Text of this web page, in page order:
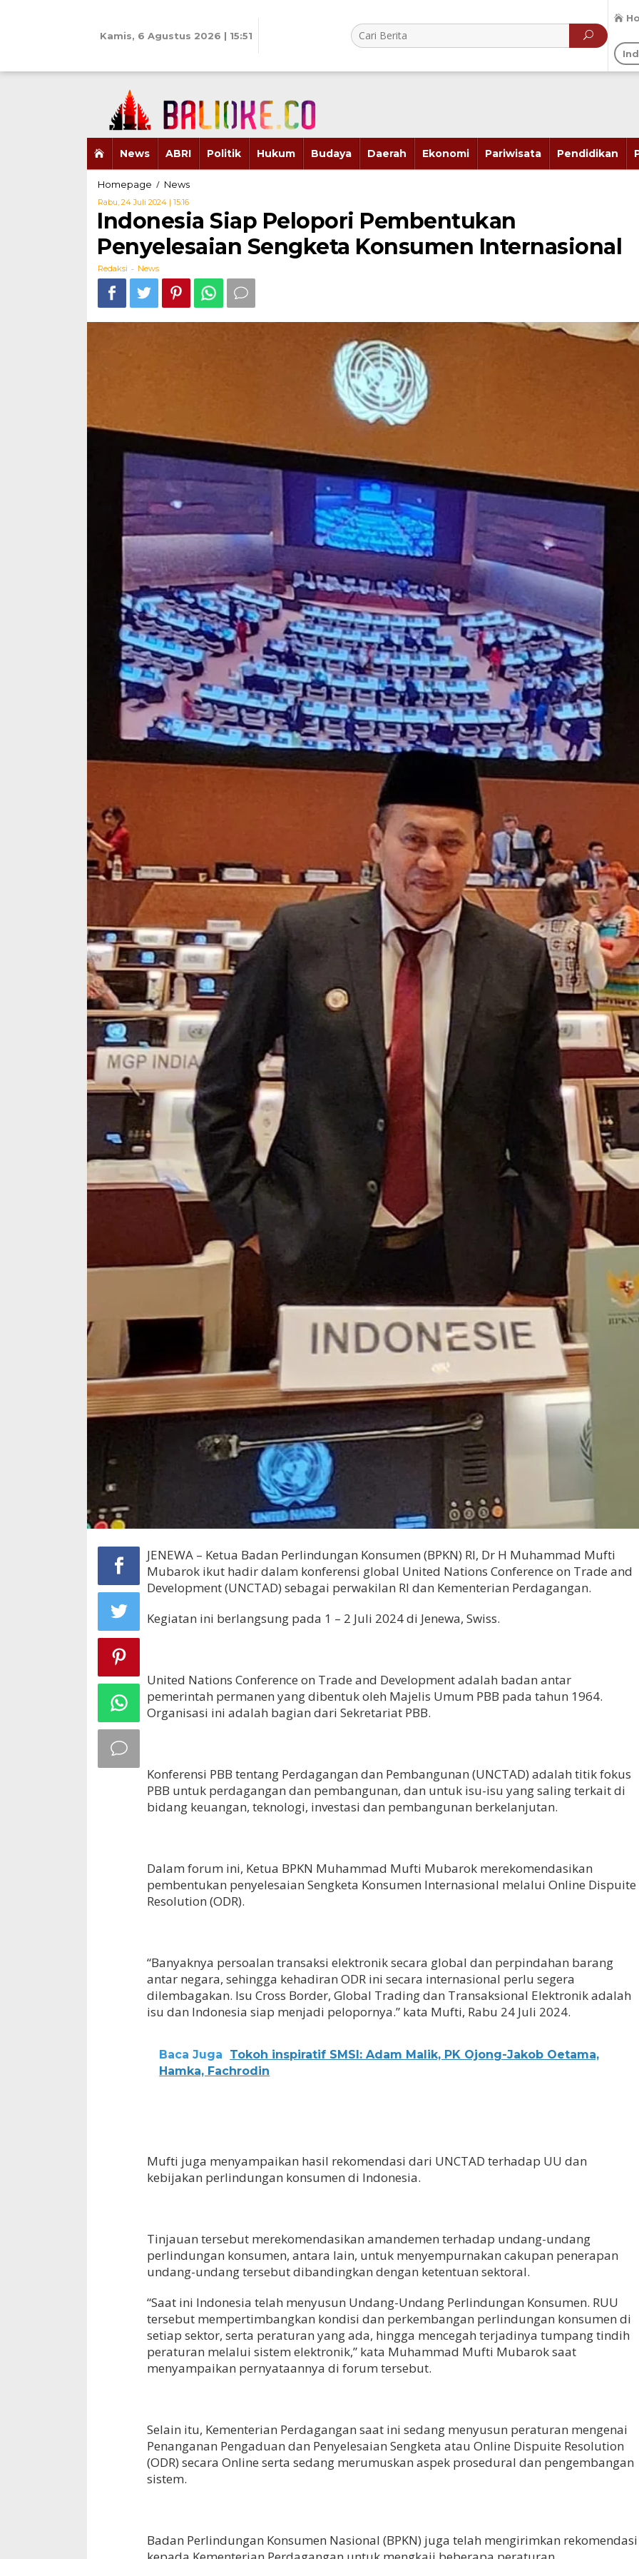
Kamis, 6 Agustus 2026 | 15:51
News ABRI Politik Hukum Budaya Daerah Ekonomi Pariwisata Pendidikan
Homepage / NewsIndonesia
Pelopori
Pembentukan
Penyelesaian
Sengketa
Rabu, 24 Juli 2024 | 15:16Oleh
Redaksi
Indonesia Siap Pelopori Pembentukan
Penyelesaian Sengketa Konsumen Internasional
Redaksi - News
JENEWA – Ketua Badan Perlindungan Konsumen (BPKN) RI, Dr H Muhammad Mufti
Mubarok ikut hadir dalam konferensi global United Nations Conference on Trade and
Development (UNCTAD) sebagai perwakilan RI dan Kementerian Perdagangan.
Kegiatan ini berlangsung pada 1 – 2 Juli 2024 di Jenewa, Swiss.
United Nations Conference on Trade and Development adalah badan antar
pemerintah permanen yang dibentuk oleh Majelis Umum PBB pada tahun 1964.
Organisasi ini adalah bagian dari Sekretariat PBB.
Konferensi PBB tentang Perdagangan dan Pembangunan (UNCTAD) adalah titik fokus
PBB untuk perdagangan dan pembangunan, dan untuk isu-isu yang saling terkait di
bidang keuangan, teknologi, investasi dan pembangunan berkelanjutan.
Dalam forum ini, Ketua BPKN Muhammad Mufti Mubarok merekomendasikan
pembentukan penyelesaian Sengketa Konsumen Internasional melalui Online Dispuite
Resolution (ODR).
“Banyaknya persoalan transaksi elektronik secara global dan perpindahan barang
antar negara, sehingga kehadiran ODR ini secara internasional perlu segera
dilembagakan. Isu Cross Border, Global Trading dan Transaksional Elektronik adalah
isu dan Indonesia siap menjadi pelopornya.” kata Mufti, Rabu 24 Juli 2024.
Baca Juga
Tokoh inspiratif SMSI: Adam Malik, PK Ojong-Jakob Oetama,
Hamka, Fachrodin
Mufti juga menyampaikan hasil rekomendasi dari UNCTAD terhadap UU dan
kebijakan perlindungan konsumen di Indonesia.
Tinjauan tersebut merekomendasikan amandemen terhadap undang-undang
perlindungan konsumen, antara lain, untuk menyempurnakan cakupan penerapan
undang-undang tersebut dibandingkan dengan ketentuan sektoral.
“Saat ini Indonesia telah menyusun Undang-Undang Perlindungan Konsumen. RUU
tersebut mempertimbangkan kondisi dan perkembangan perlindungan konsumen di
setiap sektor, serta peraturan yang ada, hingga mencegah terjadinya tumpang tindih
peraturan melalui sistem elektronik,” kata Muhammad Mufti Mubarok saat
menyampaikan pernyataannya di forum tersebut.
Selain itu, Kementerian Perdagangan saat ini sedang menyusun peraturan mengenai
Penanganan Pengaduan dan Penyelesaian Sengketa atau Online Dispuite Resolution
(ODR) secara Online serta sedang merumuskan aspek prosedural dan pengembangan
sistem.
Badan Perlindungan Konsumen Nasional (BPKN) juga telah mengirimkan rekomendasi